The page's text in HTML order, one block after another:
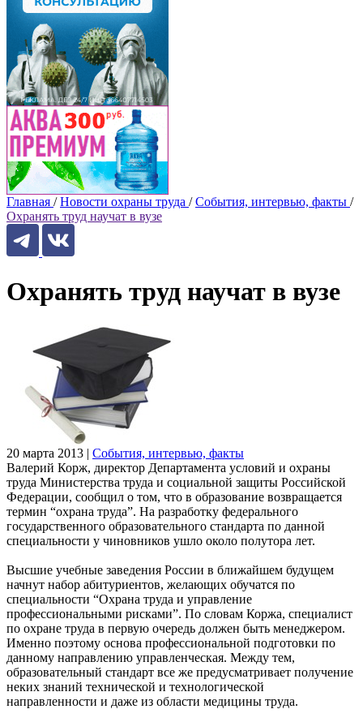
Главная / Новости охраны труда / События, интервью, факты /
Охранять труд научат в вузе
Охранять труд научат в вузе
20 марта 2013 | События, интервью, факты
Валерий Корж, директор Департамента условий и охраны
труда Министерства труда и социальной защиты Российской
Федерации, сообщил о том, что в образование возвращается
термин “охрана труда”. На разработку федерального
государственного образовательного стандарта по данной
специальности у чиновников ушло около полутора лет.
Высшие учебные заведения России в ближайшем будущем
начнут набор абитуриентов, желающих обучатся по
специальности “Охрана труда и управление
профессиональными рисками”. По словам Коржа, специалист
по охране труда в первую очередь должен быть менеджером.
Именно поэтому основа профессиональной подготовки по
данному направлению управленческая. Между тем,
образовательный стандарт все же предусматривает получение
неких знаний технической и технологической
направленности и даже из области медицины труда.